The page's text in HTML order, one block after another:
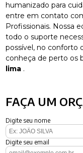
humanizado para
entre em contato
Profissionais. Nossa
todo o suporte
possível, no conforto
conheça de perto os
lima .
FAÇA UM
Digite seu nome
Digite seu email